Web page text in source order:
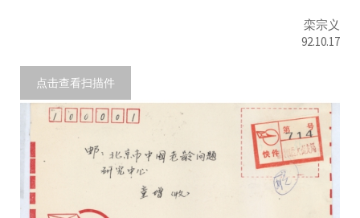
栾宗义
92.10.17